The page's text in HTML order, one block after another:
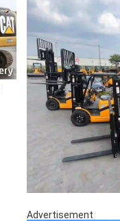
Advertisement